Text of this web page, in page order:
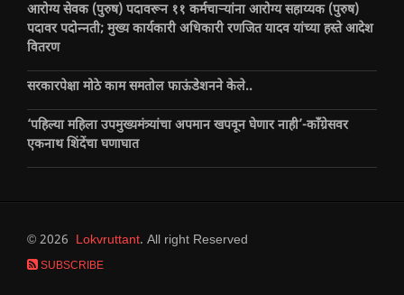
आरोग्य सेवक (पुरुष) पदावरून ११ कर्मचाऱ्यांना आरोग्य सहाय्यक (पुरुष)
पदावर पदोन्नती; मुख्य कार्यकारी अधिकारी रणजित यादव यांच्या हस्ते आदेश
वितरण
सरकारपेक्षा मोठे काम समतोल फाऊंडेशनने केले..
‘पहिल्या महिला उपमुख्यमंत्र्यांचा अपमान खपवून घेणार नाही’-काँग्रेसवर
एकनाथ शिंदेंचा घणाघात
© 2026 Lokvruttant. All right Reserved
SUBSCRIBE